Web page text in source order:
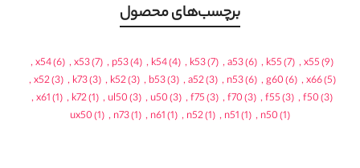
برچسب‌های محصول
x55(9)
,
k55(7)
,
a53(6)
,
k53(7)
,
k54(4)
,
p53(4)
,
x53(7)
,
x54(6)
,
x66(5)
,
g60(6)
,
n53(6)
,
a52(3)
,
b53(3)
,
k52(3)
,
k73(3)
,
x52(3)
,
f50(3)
,
f55(3)
,
f70(3)
,
f75(3)
,
u50(3)
,
ul50(3)
,
k72(1)
,
x61(1)
,
n50(1)
,
n51(1)
,
n52(1)
,
n61(1)
,
n73(1)
,
ux50(1)